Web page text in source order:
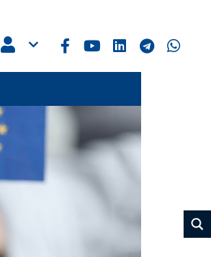
Filippine: missione